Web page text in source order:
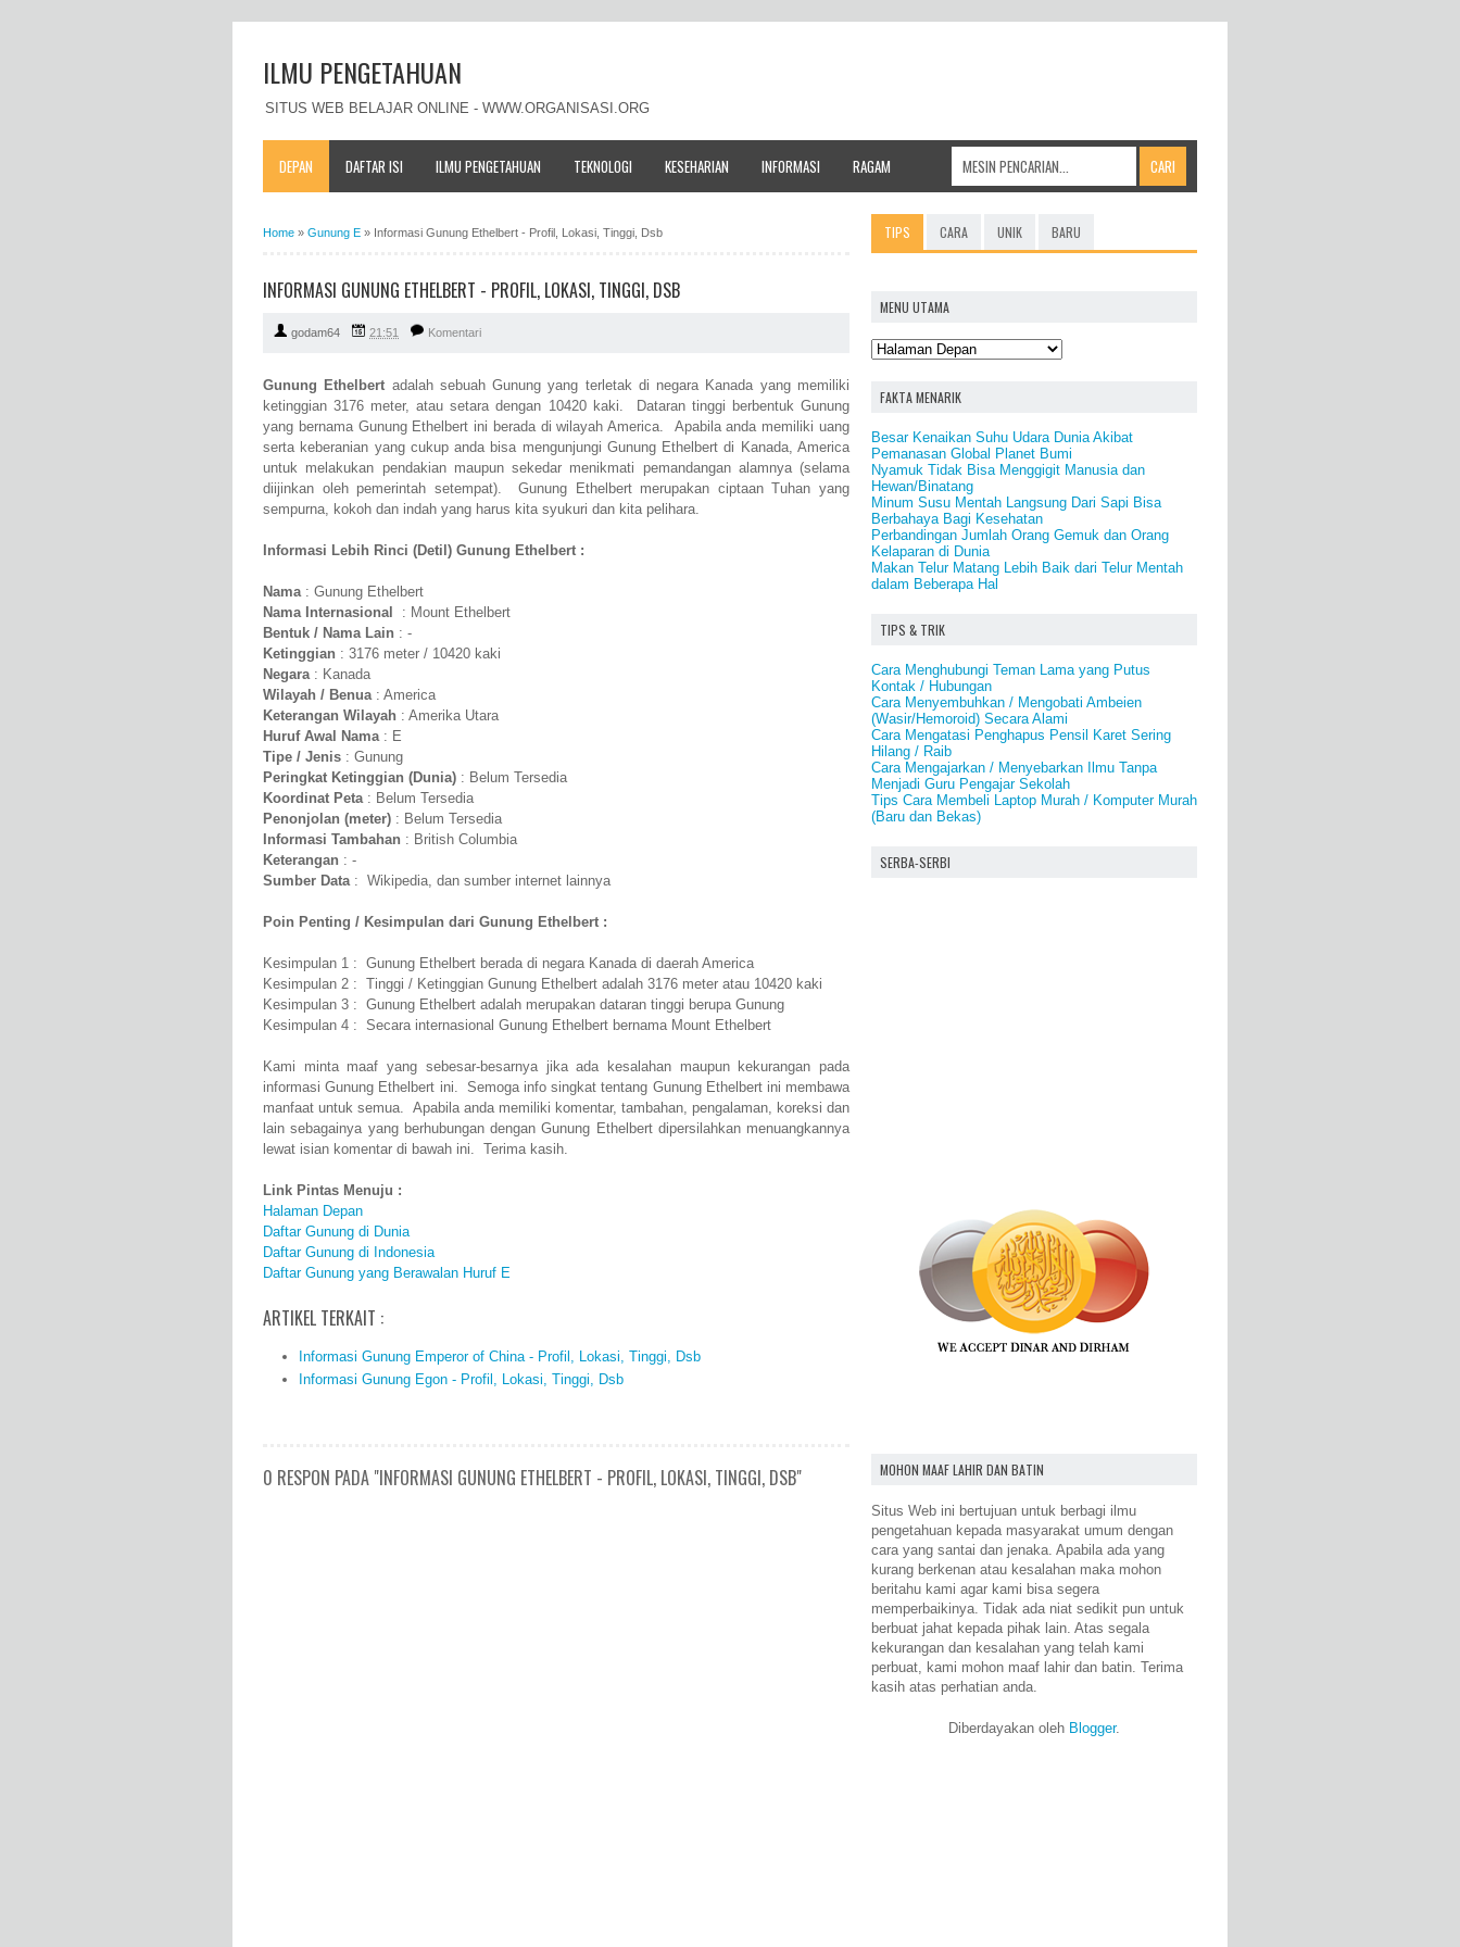
ILMU PENGETAHUAN
SITUS WEB BELAJAR ONLINE - WWW.ORGANISASI.ORG
DEPAN DAFTAR ISI ILMU PENGETAHUAN TEKNOLOGI KESEHARIAN INFORMASI RAGAM
Home » Gunung E » Informasi Gunung Ethelbert - Profil, Lokasi, Tinggi, Dsb
INFORMASI GUNUNG ETHELBERT - PROFIL, LOKASI, TINGGI, DSB
godam64 21:51 Komentari
Gunung Ethelbert adalah sebuah Gunung yang terletak di negara Kanada yang memiliki
ketinggian 3176 meter, atau setara dengan 10420 kaki. Dataran tinggi berbentuk Gunung
yang bernama Gunung Ethelbert ini berada di wilayah America. Apabila anda memiliki uang
serta keberanian yang cukup anda bisa mengunjungi Gunung Ethelbert di Kanada, America
untuk melakukan pendakian maupun sekedar menikmati pemandangan alamnya (selama
diijinkan oleh pemerintah setempat). Gunung Ethelbert merupakan ciptaan Tuhan yang
sempurna, kokoh dan indah yang harus kita syukuri dan kita pelihara.
Informasi Lebih Rinci (Detil) Gunung Ethelbert :
Nama: Gunung Ethelbert
Nama Internasional
: Mount Ethelbert
Bentuk / Nama Lain : -
Ketinggian : 3176 meter / 10420 kaki
Negara: Kanada
Wilayah / Benua: America
Keterangan Wilayah : Amerika Utara
Huruf Awal Nama: E
Tipe / Jenis : Gunung
Peringkat Ketinggian (Dunia) : Belum Tersedia
Koordinat Peta: Belum Tersedia
Penonjolan (meter) : Belum Tersedia
Informasi Tambahan : British Columbia
Keterangan : -
Sumber Data: Wikipedia, dan sumber internet lainnya
Poin Penting / Kesimpulan dari Gunung Ethelbert :
Kesimpulan 1 : Gunung Ethelbert berada di negara Kanada di daerah America
Kesimpulan 2 : Tinggi / Ketinggian Gunung Ethelbert adalah 3176 meter atau 10420 kaki
Kesimpulan 3 : Gunung Ethelbert adalah merupakan dataran tinggi berupa Gunung
Kesimpulan 4 : Secara internasional Gunung Ethelbert bernama Mount Ethelbert
Kami minta maaf yang sebesar-besarnya jika ada kesalahan maupun kekurangan pada
informasi Gunung Ethelbert ini. Semoga info singkat tentang Gunung Ethelbert ini membawa
manfaat untuk semua. Apabila anda memiliki komentar, tambahan, pengalaman, koreksi dan
lain sebagainya yang berhubungan dengan Gunung Ethelbert dipersilahkan menuangkannya
lewat isian komentar di bawah ini. Terima kasih.
Link Pintas Menuju :
Halaman Depan
Daftar Gunung di Dunia
Daftar Gunung di Indonesia
Daftar Gunung yang Berawalan Huruf E
ARTIKEL TERKAIT :
Informasi Gunung Emperor of China - Profil, Lokasi, Tinggi, Dsb
Informasi Gunung Egon - Profil, Lokasi, Tinggi, Dsb
0 RESPON PADA "INFORMASI GUNUNG ETHELBERT - PROFIL, LOKASI, TINGGI, DSB"
TIPS CARA UNIK BARU
MENU UTAMA
FAKTA MENARIK
Besar Kenaikan Suhu Udara Dunia Akibat
Pemanasan Global Planet Bumi
Nyamuk Tidak Bisa Menggigit Manusia dan
Hewan/Binatang
Minum Susu Mentah Langsung Dari Sapi Bisa
Berbahaya Bagi Kesehatan
Perbandingan Jumlah Orang Gemuk dan Orang
Kelaparan di Dunia
Makan Telur Matang Lebih Baik dari Telur Mentah
dalam Beberapa Hal
TIPS & TRIK
Cara Menghubungi Teman Lama yang Putus
Kontak / Hubungan
Cara Menyembuhkan / Mengobati Ambeien
(Wasir/Hemoroid) Secara Alami
Cara Mengatasi Penghapus Pensil Karet Sering
Hilang / Raib
Cara Mengajarkan / Menyebarkan Ilmu Tanpa
Menjadi Guru Pengajar Sekolah
Tips Cara Membeli Laptop Murah / Komputer Murah
(Baru dan Bekas)
SERBA-SERBI
MOHON MAAF LAHIR DAN BATIN
Situs Web ini bertujuan untuk berbagi ilmu
pengetahuan kepada masyarakat umum dengan
cara yang santai dan jenaka. Apabila ada yang
kurang berkenan atau kesalahan maka mohon
beritahu kami agar kami bisa segera
memperbaikinya. Tidak ada niat sedikit pun untuk
berbuat jahat kepada pihak lain. Atas segala
kekurangan dan kesalahan yang telah kami
perbuat, kami mohon maaf lahir dan batin. Terima
kasih atas perhatian anda.
Diberdayakan oleh Blogger.